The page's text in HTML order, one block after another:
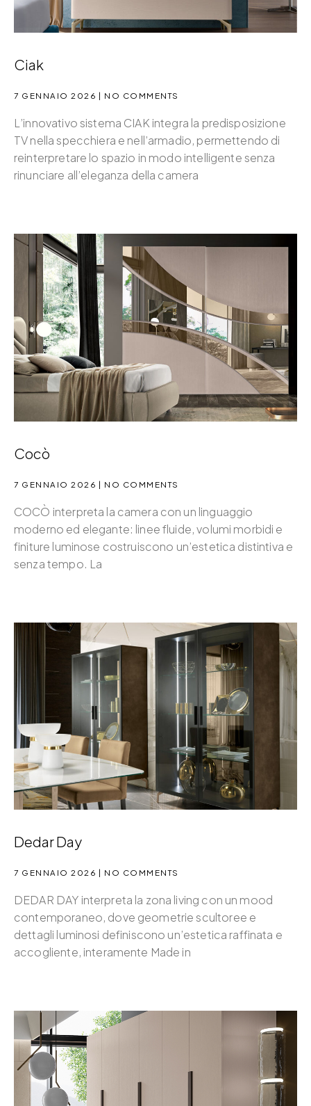
Ciak
7 GENNAIO 2026 NO COMMENTS
L’innovativo sistema CIAK integra la predisposizione
TV nella specchiera e nell’armadio, permettendo di
reinterpretare lo spazio in modo intelligente senza
rinunciare all’eleganza della camera
Cocò
7 GENNAIO 2026 NO COMMENTS
COCÒ interpreta la camera con un linguaggio
moderno ed elegante: linee fluide, volumi morbidi e
finiture luminose costruiscono un’estetica distintiva e
senza tempo. La
Dedar Day
7 GENNAIO 2026 NO COMMENTS
DEDAR DAY interpreta la zona living con un mood
contemporaneo, dove geometrie scultoree e
dettagli luminosi definiscono un’estetica raffinata e
accogliente, interamente Made in